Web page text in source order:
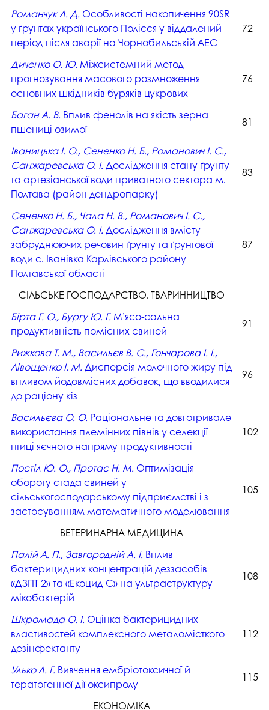
Романчук Л. Д. Особливості накопичення 90SR
у ґрунтах українського Полісся у віддалений
період після аварії на Чорнобильській АЕС
72
Диченко О. Ю. Міжсистемний метод
прогнозування масового розмноження
основних шкідників буряків цукрових
76
Баган А. В. Вплив фенолів на якість зерна
пшениці озимої
81
Іваницька І. О., Сененко Н. Б., Романович І. С.,
Санжаревська О. І. Дослідження стану ґрунту
та артезіанської води приватного сектора м.
Полтава (район дендропарку)
83
Сененко Н. Б., Чала Н. В., Романович І. С.,
Санжаревська О. І. Дослідження вмісту
забруднюючих речовин ґрунту та ґрунтової
води с. Іванівка Карлівського району
Полтавської області
87
СІЛЬСЬКЕ ГОСПОДАРСТВО. ТВАРИННИЦТВО
Бірта Г. О., Бургу Ю. Г. М’ясо-сальна
продуктивність помісних свиней
91
Рижкова Т. М., Васильєв В. С., Гончарова І. І.,
Лівощенко І. М. Дисперсія молочного жиру під
впливом йодовмісних добавок, що вводилися
до раціону кіз
96
Васильєва О. О. Раціональне та довготривале
використання племінних півнів у селекції
птиці яєчного напряму продуктивності
102
Постіл Ю. О., Протас Н. М. Оптимізація
обороту стада свиней у
сільськогосподарському підприємстві і з
застосуванням математичного моделювання
105
ВЕТЕРИНАРНА МЕДИЦИНА
Палій А. П., Завгородній А. І. Вплив
бактерицидних концентрацій деззасобів
«ДЗПТ-2» та «Екоцид С» на ультраструктуру
мікобактерій
108
Шкромада О. І. Оцінка бактерицидних
властивостей комплексного металомісткого
дезінфектанту
112
Улько Л. Г. Вивчення ембріотоксичної й
тератогенної дії оксипролу
115
ЕКОНОМІКА